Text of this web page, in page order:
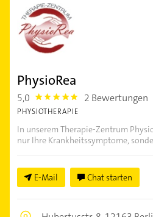
PhysioRea
5,0 5.0 2 Bewertungen
PHYSIOTHERAPIE
In unserem Therapie-Zentrum
nur Ihre Krankheitssymptome,
E-Mail Chat starten